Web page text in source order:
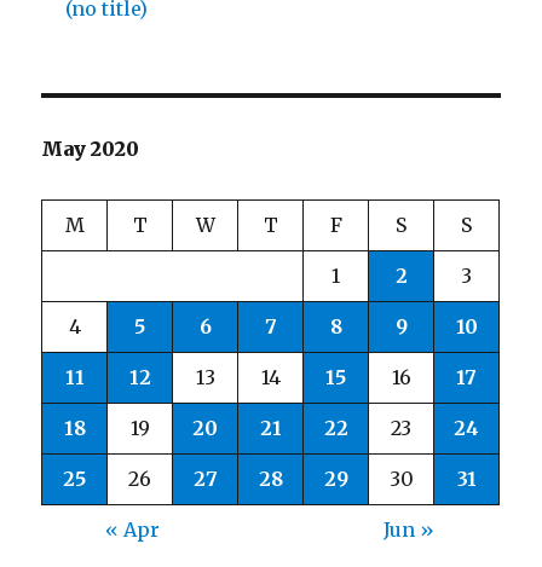
(no title)
May 2020
M T W T F S S
1 2 3
4 5 6 7 8 9 10
11 12 13 14 15 16 17
18 19 20 21 22 23 24
25 26 27 28 29 30 31
« Apr Jun »